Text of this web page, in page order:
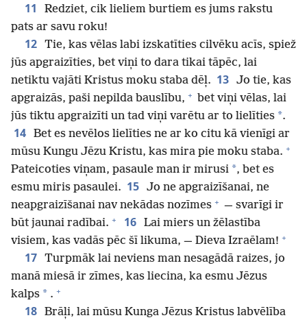
11
Redziet, cik lieliem burtiem es jums rakstu
pats ar savu roku!
12 Tie, kas vēlas labi izskatīties cilvēku acīs, spiež
jūs apgraizīties, bet viņi to dara tikai tāpēc, lai
netiktu vajāti Kristus moku staba dēļ. 13 Jo tie, kas
apgraizās, paši nepilda bauslību, + bet viņi vēlas, lai
jūs tiktu apgraizīti un tad viņi varētu ar to lielīties *.
14 Bet es nevēlos lielīties ne ar ko citu kā vienīgi ar
mūsu Kungu Jēzu Kristu, kas mira pie moku staba. +
Pateicoties viņam, pasaule man ir mirusi *, bet es
esmu miris pasaulei. 15 Jo ne apgraizīšanai, ne
neapgraizīšanai nav nekādas nozīmes + — svarīgi ir
būt jaunai radībai. + 16 Lai miers un žēlastība
visiem, kas vadās pēc šī likuma, — Dieva Izraēlam! +
17 Turpmāk lai neviens man nesagādā raizes, jo
manā miesā ir zīmes, kas liecina, ka esmu Jēzus
kalps * . +
18 Brāļi, lai mūsu Kunga Jēzus Kristus labvēlība